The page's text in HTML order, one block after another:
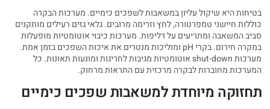
בטיחות היא שיקול עליון במשאבות לשפכים כימיים. מערכות הבקרה
כוללות חיישני טמפרטורה, לחץ וזרימה מרובים. גלאי גזים רעילים מותקנים
סביב המשאבה ומתריעים על דליפות. מערכות כיבוי אוטומטיות מופעלות
במקרה חירום. בקרי pH ומוליכות מנטרים את איכות השפכים בזמן אמת.
מערכות shut-down אוטומטיות מגיבות לחריגות ומונעות תאונות. כל
המערכות מחוברות לבקרה מרכזית עם התראות מרחוק.
תחזוקה מיוחדת למשאבות שפכים כימיים